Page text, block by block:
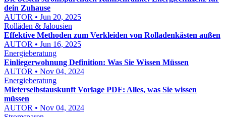
dein Zuhause
AUTOR • Jun 20, 2025
Rolläden & Jalousien
Effektive Methoden zum Verkleiden von Rolladenkästen außen
AUTOR • Jun 16, 2025
Energieberatung
Einliegerwohnung Definition: Was Sie Wissen Müssen
AUTOR • Nov 04, 2024
Energieberatung
Mieterselbstauskunft Vorlage PDF: Alles, was Sie wissen
müssen
AUTOR • Nov 04, 2024